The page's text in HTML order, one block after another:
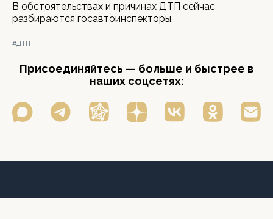
В обстоятельствах и причинах ДТП сейчас
разбираются госавтоинспекторы.
#ДТП
Присоединяйтесь — больше и быстрее в
наших соцсетях: